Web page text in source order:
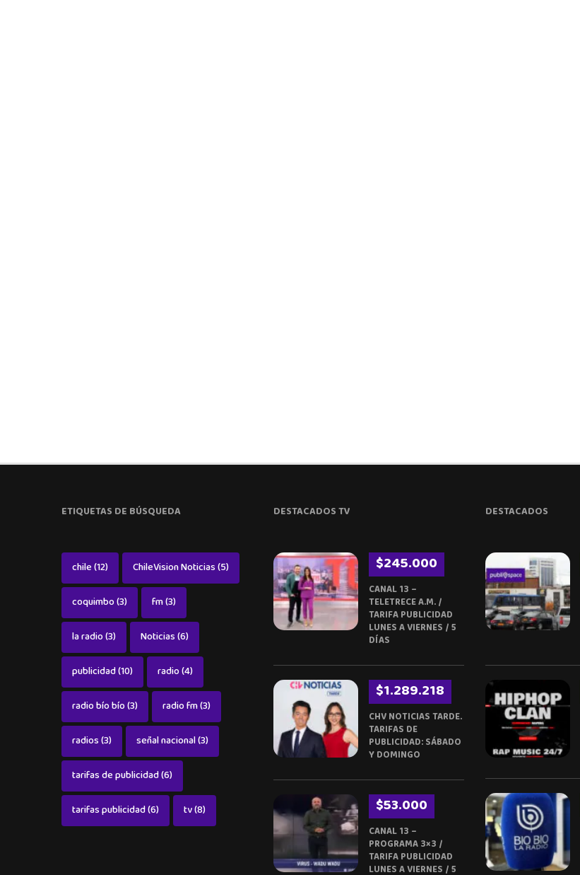
ETIQUETAS DE BÚSQUEDA
chile(12) ChileVision Noticias(5)
coquimbo(3) fm(3)
la radio(3) Noticias(6)
publicidad(10) radio(4)
radio bío bío(3) radio fm(3)
radios(3) señal nacional(3)
tarifas de publicidad(6)
tarifas publicidad(6) tv(8)
DESTACADOS TV
$245.000
CANAL 13 –
TELETRECE A.M. /
TARIFA PUBLICIDAD
LUNES A VIERNES / 5
DÍAS
$1.289.218
CHV NOTICIAS TARDE.
TARIFAS DE
PUBLICIDAD: SÁBADO
Y DOMINGO
$53.000
CANAL 13 –
PROGRAMA 3×3 /
TARIFA PUBLICIDAD
LUNES A VIERNES / 5
DESTACADOS